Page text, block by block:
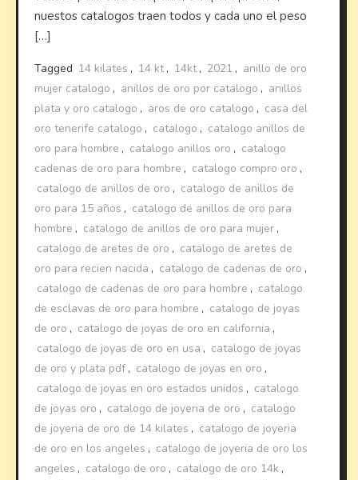
nuestos catalogos traen todos y cada uno el peso
[…]
Tagged 14 kilates , 14 kt, 14kt, 2021 , anillo de oro
mujer catalogo , anillos de oro por catalogo , anillos
plata y oro catalogo , aros de oro catalogo , casa del
oro tenerife catalogo , catalogo , catalogo anillos de
oro para hombre , catalogo anillos oro , catalogo
cadenas de oro para hombre , catalogo compro oro ,
catalogo de anillos de oro , catalogo de anillos de
oro para 15 años , catalogo de anillos de oro para
hombre , catalogo de anillos de oro para mujer ,
catalogo de aretes de oro , catalogo de aretes de
oro para recien nacida , catalogo de cadenas de oro ,
catalogo de cadenas de oro para hombre , catalogo
de esclavas de oro para hombre , catalogo de joyas
de oro , catalogo de joyas de oro en california ,
catalogo de joyas de oro en usa , catalogo de joyas
de oro y plata pdf , catalogo de joyas en oro ,
catalogo de joyas en oro estados unidos , catalogo
de joyas oro , catalogo de joyeria de oro , catalogo
de joyeria de oro de 14 kilates , catalogo de joyeria
de oro en los angeles , catalogo de joyeria de oro los
angeles , catalogo de oro , catalogo de oro 14k ,